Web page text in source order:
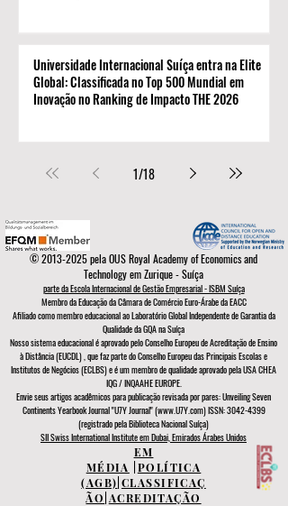
Universidade Internacional Suíça entra na Elite
Global: Classificada no Top 500 Mundial em
Inovação no Ranking de Impacto THE 2026
1/18
©2013-2025pela OUS Royal Academy of Economics and
Technology em Zurique - Suíça
parte da Escola Internacional de Gestão Empresarial - ISBM Suíça
Membro da Educação da Câmara de Comércio Euro-Árabe da EACC
Afiliado como membro educacional ao Laboratório Global Independente de Garantia da
Qualidade da GQAna Suíça
Nosso sistema educacional é aprovado peloConselho Europeu deAcreditação de Ensino
à Distância (EUCDL), que faz parte doConselho Europeu das Principais Escolas e
Institutos de Negócios (ECLBS)e é um membro de qualidade aprovado pela USA CHEA
IQG / INQAAHE EUROPE.
Envie seus artigos acadêmicos para publicação revisada por pares: Unveiling Seven
Continents Yearbook Journal "U7Y Journal" (www.U7Y.com) ISSN: 3042-4399
(registrado pela Biblioteca Nacional Suíça)
SII Swiss International Institute em Dubai, Emirados Árabes Unidos
EM
MÉDIA
POLÍTICA
(AGB) CLASSIFICAÇ
ÃO ACREDITAÇÃO